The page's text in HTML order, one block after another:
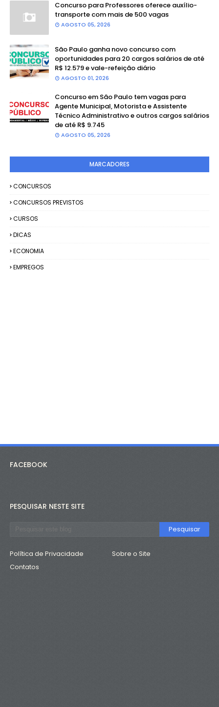
Concurso para Professores oferece auxílio-
transporte com mais de 500 vagas
AGOSTO 05, 2026
São Paulo ganha novo concurso com
oportunidades para 20 cargos salários de até
R$ 12.579 e vale-refeição diário
AGOSTO 01, 2026
Concurso em São Paulo tem vagas para
Agente Municipal, Motorista e Assistente
Técnico Administrativo e outros cargos salários
de até R$ 9.745
AGOSTO 05, 2026
MARCADORES
CONCURSOS
CONCURSOS PREVISTOS
CURSOS
DICAS
ECONOMIA
EMPREGOS
FACEBOOK
PESQUISAR NESTE SITE
Política de Privacidade
Sobre o Site
Contatos